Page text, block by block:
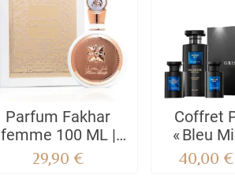
Parfum Fakhar
femme 100 ML |
l'authentique by
Lattafa
29,90 €
Coffret
« Bleu
Gris
Parfum
40,00 €